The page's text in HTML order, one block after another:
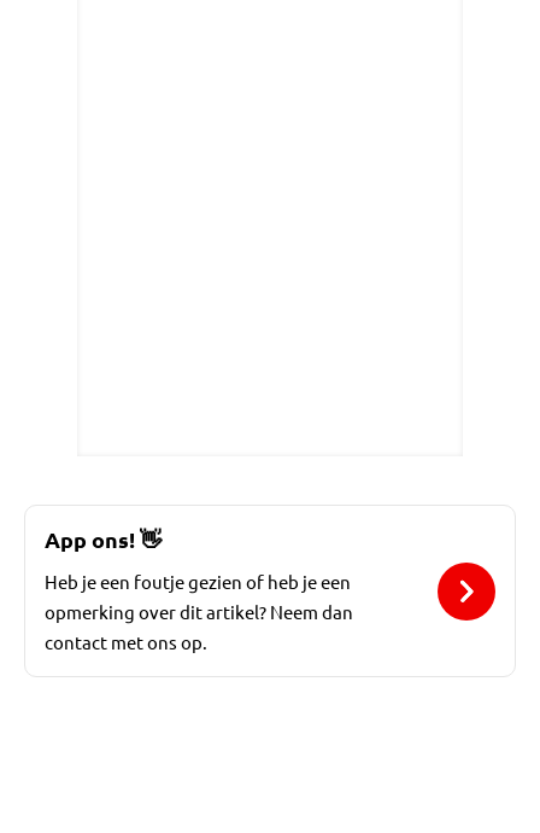
App ons!👋
Heb je een foutje gezien of heb je een
opmerking over dit artikel? Neem dan
contact met ons op.